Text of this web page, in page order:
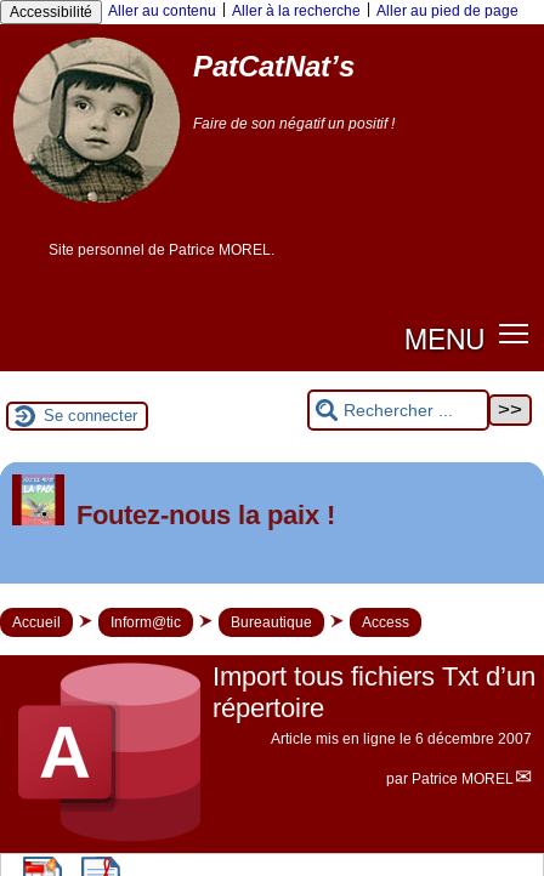
Accessibilité Aller au contenu Aller à la recherche Aller au pied de page
PatCatNat’s
Faire de son négatif un positif !
Site personnel de Patrice MOREL.
MENU
Se connecter
1ermai 2026 à Saint-Nazaire
Foutez-nous la paix !
Accueil Inform@tic Bureautique Access
Import tous fichiers Txt d’un
répertoire
Article mis en ligne le 6 décembre 2007
par Patrice MOREL